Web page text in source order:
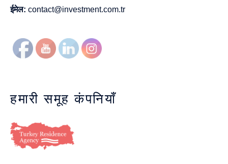
ईमेल: contact@investment.com.tr
हमारी समूह कंपनियाँ